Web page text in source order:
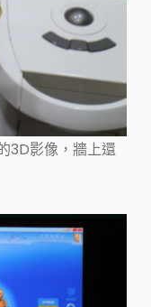
3D影像，牆上還